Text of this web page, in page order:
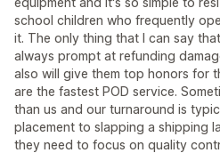
school children who frequently
it. The only thing that I can say
always prompt at refunding
also will give them top honors for
are the fastest POD service.
than us and our turnaround is
placement to slapping a shipping
they need to focus on quality